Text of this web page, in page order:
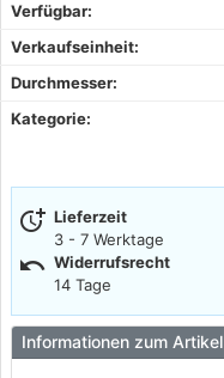
Verfügbar:
Verkaufseinheit:
Durchmesser:
Kategorie:
more_time Lieferzeit
3 - 7 Werktage
undo Widerrufsrecht
14 Tage
Informationen zum Artikel